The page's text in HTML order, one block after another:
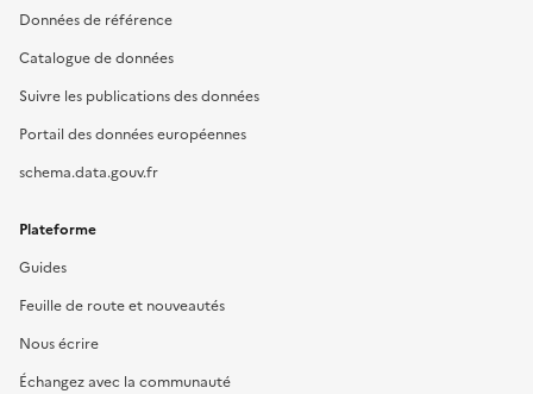
Données de référence
Catalogue de données
Suivre les publications des données
Portail des données européennes
schema.data.gouv.fr
Plateforme
Guides
Feuille de route et nouveautés
Nous écrire
Échangez avec la communauté